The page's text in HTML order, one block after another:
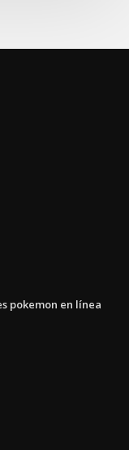
pokemon en línea